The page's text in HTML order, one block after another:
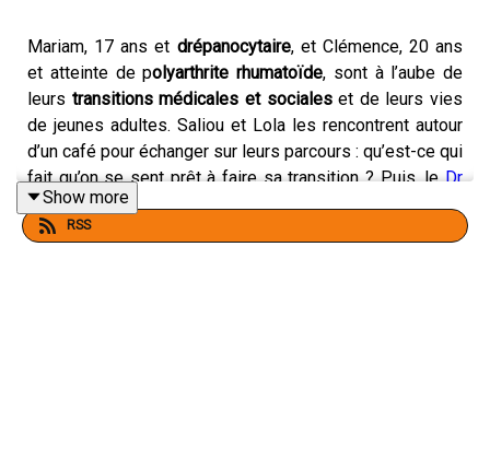
Mariam, 17 ans et drépanocytaire, et Clémence, 20 ans
et atteinte de polyarthrite rhumatoïde, sont à l’aube de
leurs transitions médicales et socialeset de leurs vies
de jeunes adultes. Saliou et Lola les rencontrent autour
d’un café pour échanger sur leurs parcours : qu’est-ce qui
fait qu’on se sent prêt à faire sa transition ? Puis, leDr
Paul Jacquin
adolescents et
Show more
RSS